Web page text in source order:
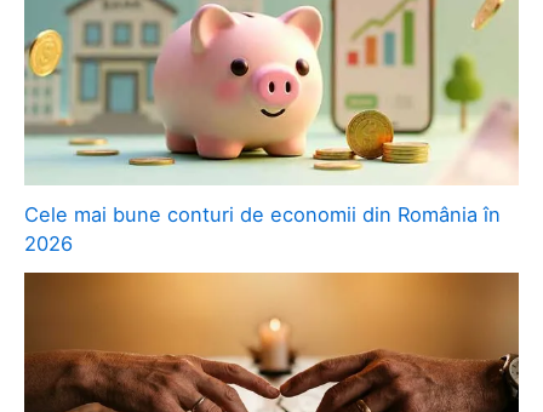
Cele mai bune conturi de economii din România în
2026